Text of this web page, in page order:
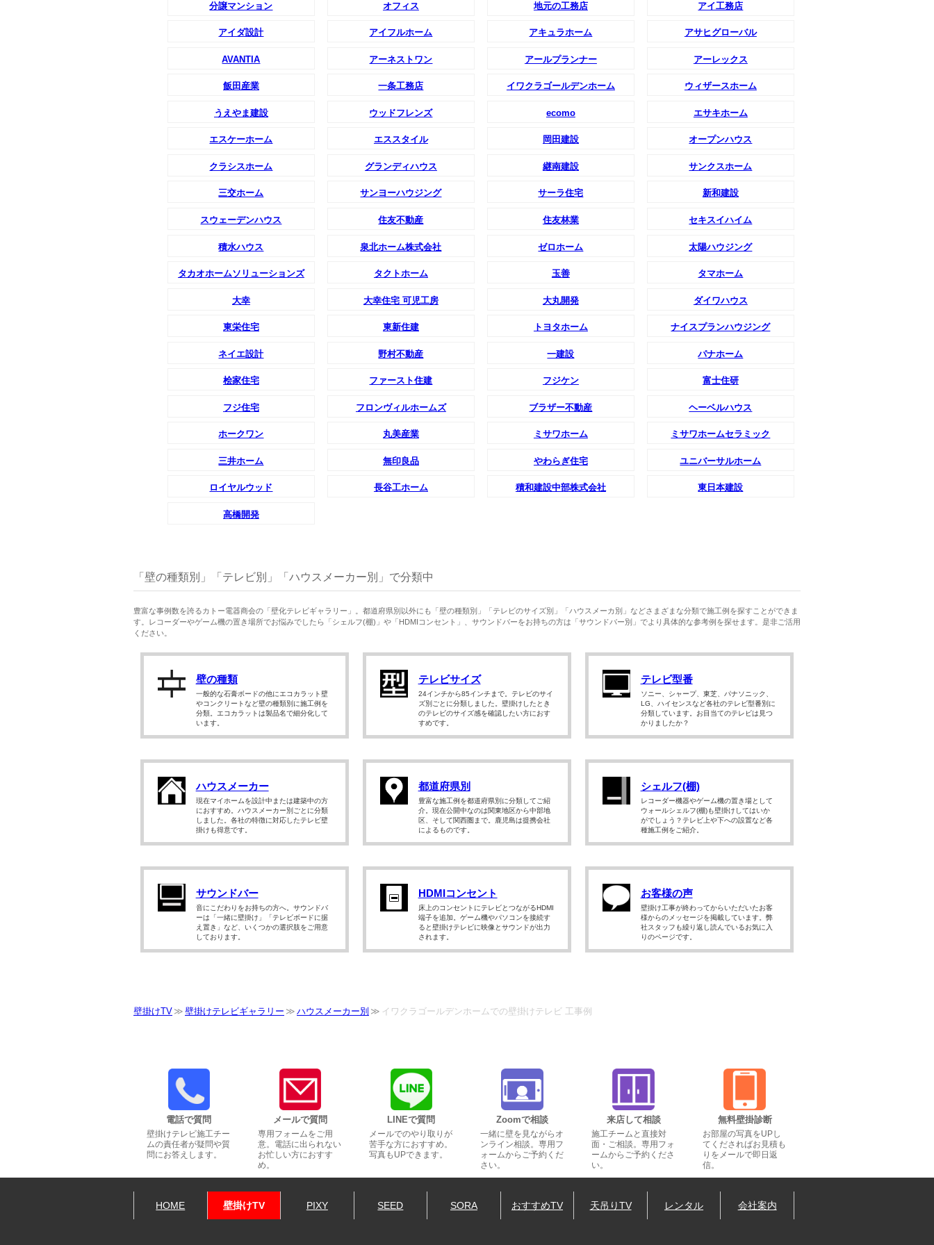
分譲マンション オフィス 地元の工務店 アイ工務店
アイダ設計 アイフルホーム アキュラホーム アサヒグローバル
AVANTIA アーネストワン アールプランナー アーレックス
飯田産業 一条工務店 イワクラゴールデンホーム ウィザースホーム
うえやま建設 ウッドフレンズ ecomo エサキホーム
エスケーホーム エススタイル 岡田建設 オープンハウス
クラシスホーム グランディハウス 継南建設 サンクスホーム
三交ホーム サンヨーハウジング サーラ住宅 新和建設
スウェーデンハウス 住友不動産 住友林業 セキスイハイム
積水ハウス 泉北ホーム株式会社 ゼロホーム 太陽ハウジング
タカオホームソリューションズ タクトホーム 玉善 タマホーム
大幸 大幸住宅 可児工房 大丸開発 ダイワハウス
東栄住宅 東新住建 トヨタホーム ナイスプランハウジング
ネイエ設計 野村不動産 一建設 パナホーム
桧家住宅 ファースト住建 フジケン 富士住研
フジ住宅 フロンヴィルホームズ ブラザー不動産 ヘーベルハウス
ホークワン 丸美産業 ミサワホーム ミサワホームセラミック
三井ホーム 無印良品 やわらぎ住宅 ユニバーサルホーム
ロイヤルウッド 長谷工ホーム 積和建設中部株式会社 東日本建設
高橋開発
「壁の種類別」「テレビ別」「ハウスメーカー別」で分類中
豊富な事例数を誇るカトー電器商会の「壁化テレビギャラリー」。都道府県別以外にも「壁の種類別」「テレビのサイズ別」「ハウスメーカ別」などさまざまな分類で施工例を探すことができま
す。レコーダーやゲーム機の置き場所でお悩みでしたら「シェルフ(棚)」や「HDMIコンセント」、サウンドバーをお持ちの方は「サウンドバー別」でより具体的な参考例を探せます。是非ご活用
ください。
壁の種類
一般的な石膏ボードの他にエコカラット壁
やコンクリートなど壁の種類別に施工例を
分類。エコカラットは製品名で細分化して
います。
テレビサイズ
24インチから85インチまで。テレビのサイ
ズ別ごとに分類しました。壁掛けしたとき
のテレビのサイズ感を確認したい方におす
すめです。
テレビ型番
ソニー、シャープ、東芝、パナソニック、
LG、ハイセンスなど各社のテレビ型番別に
分類しています。お目当てのテレビは見つ
かりましたか？
ハウスメーカー
現在マイホームを設計中または建築中の方
におすすめ。ハウスメーカー別ごとに分類
しました。各社の特徴に対応したテレビ壁
掛けも得意です。
都道府県別
豊富な施工例を都道府県別に分類してご紹
介。現在公開中なのは関東地区から中部地
区、そして関西圏まで。鹿児島は提携会社
によるものです。
シェルフ(棚)
レコーダー機器やゲーム機の置き場として
ウォールシェルフ(棚)も壁掛けしてはいか
がでしょう？テレビ上や下への設置など各
種施工例をご紹介。
サウンドバー
音にこだわりをお持ちの方へ。サウンドバ
ーは「一緒に壁掛け」「テレビボードに据
え置き」など、いくつかの選択肢をご用意
しております。
HDMIコンセント
床上のコンセントにテレビとつながるHDMI
端子を追加。ゲーム機やパソコンを接続す
ると壁掛けテレビに映像とサウンドが出力
されます。
お客様の声
壁掛け工事が終わってからいただいたお客
様からのメッセージを掲載しています。弊
社スタッフも繰り返し読んでいるお気に入
りのページです。
壁掛けTV 壁掛けテレビギャラリー ハウスメーカー別 イワクラゴールデンホームでの壁掛けテレビ 工事例
電話で質問
壁掛けテレビ施工チー
ムの責任者が疑問や質
問にお答えします。
メールで質問
専用フォームをご用
意。電話に出られない
お忙しい方におすす
め。
LINEで質問
メールでのやり取りが
苦手な方におすすめ。
写真もUPできます。
Zoomで相談
一緒に壁を見ながらオ
ンライン相談。専用フ
ォームからご予約くだ
さい。
来店して相談
施工チームと直接対
面・ご相談。専用フォ
ームからご予約くださ
い。
無料壁掛診断
お部屋の写真をUPし
てくださればお見積も
りをメールで即日返
信。
HOME 壁掛けTV PIXY SEED SORA おすすめTV 天吊りTV レンタル 会社案内